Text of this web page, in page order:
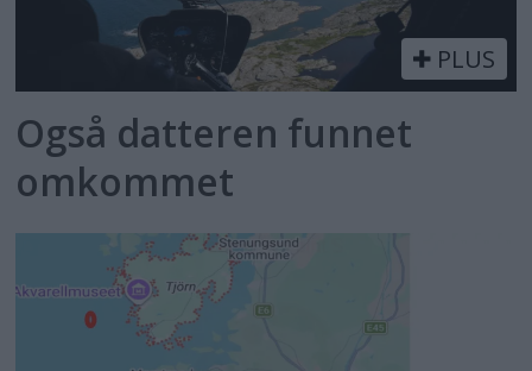
PLUS
Også datteren funnet
omkommet